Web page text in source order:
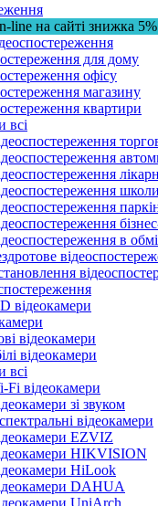
line на сайті знижка 5%
для дому
офісу
магазину
квартири
всі
школи
в
відеокамери
відеокамери
відеокамери
всі
Fi відеокамери
зі звуком
відеокамери
EZVIZ
HIKVISION
HiLook
DAHUA
UniArch